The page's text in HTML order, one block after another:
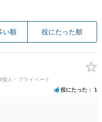
い順 役にたった順
個人・プライベート
役にたった 1